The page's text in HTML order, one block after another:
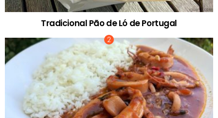
Tradicional Pão de Ló de Portugal